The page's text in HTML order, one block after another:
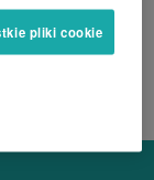
pliki cookie